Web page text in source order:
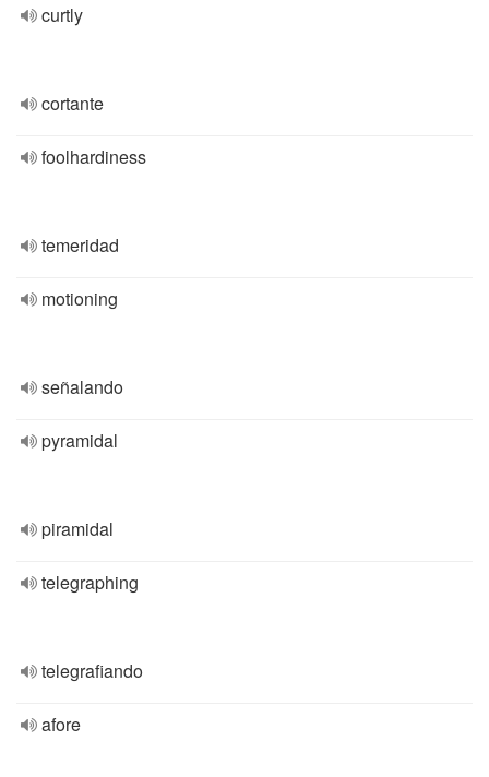
curtly
cortante
foolhardiness
temeridad
motioning
señalando
pyramidal
piramidal
telegraphing
telegrafiando
afore